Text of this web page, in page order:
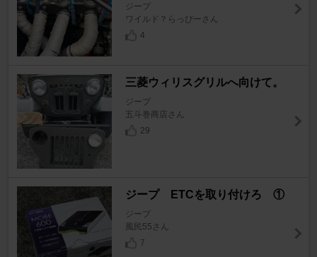
ジープ
ワイルド？らっぴーさん
4
三菱ウィリスグリルへ向けて。
ジープ
五斗巻商店さん
29
ジープ ETCを取り付けろ ①
ジープ
風民55さん
7